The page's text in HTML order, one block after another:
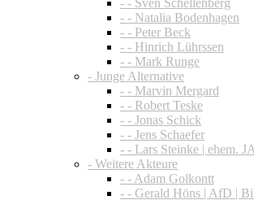
- - Natalia Bodenhagen
- - Peter Beck
- - Hinrich Lührssen
- - Mark Runge
- Junge Alternative
- - Marvin Mergard
- - Robert Teske
- - Jonas Schick
- - Jens Schaefer
- - Lars Steinke | ehem.
- Weitere Akteure
- - Adam Golkontt
- - Gerald Höns | AfD |